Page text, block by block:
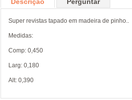
Super revistas tapado em madeira de pinho..
Medidas:
Comp: 0,450
Larg: 0,180
Alt: 0,390